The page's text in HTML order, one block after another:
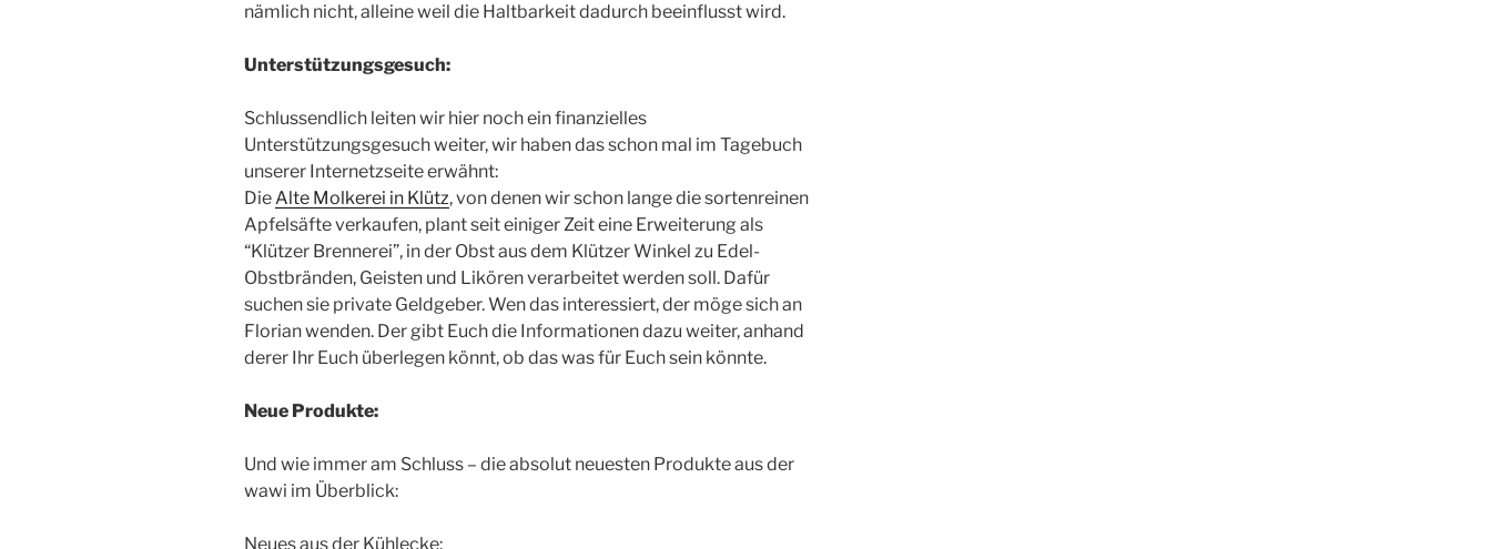
nämlich nicht, alleine weil die Haltbarkeit dadurch beeinflusst wird.
Unterstützungsgesuch:
Schlussendlich leiten wir hier noch ein finanzielles
Unterstützungsgesuch weiter, wir haben das schon mal im Tagebuch
unserer Internetzseite erwähnt:
DieAlte Molkerei in Klütz, von denen wir schon lange die sortenreinen
Apfelsäfte verkaufen, plant seit einiger Zeit eine Erweiterung als
“Klützer Brennerei”, in der Obst aus dem Klützer Winkel zu Edel-
Obstbränden, Geisten und Likören verarbeitet werden soll. Dafür
suchen sie private Geldgeber. Wen das interessiert, der möge sich an
Florian wenden. Der gibt Euch die Informationen dazu weiter, anhand
derer Ihr Euch überlegen könnt, ob das was für Euch sein könnte.
Neue Produkte:
Und wie immer am Schluss – die absolut neuesten Produkte aus der
wawi im Überblick:
Neues aus der Kühlecke: